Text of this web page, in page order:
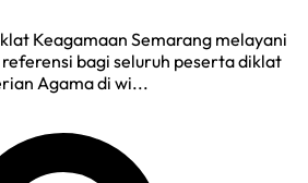
Keagamaan Semarang melayani
bagi seluruh peserta diklat
Agama di wi...